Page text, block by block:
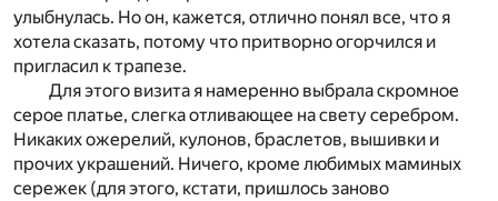
улыбнулась. Но он, кажется, отлично понял все, что я
хотела сказать, потому что притворно огорчился и
пригласил к трапезе.
Для этого визита я намеренно выбрала скромное
серое платье, слегка отливающее на свету серебром.
Никаких ожерелий, кулонов, браслетов, вышивки и
прочих украшений. Ничего, кроме любимых маминых
сережек (для этого, кстати, пришлось заново